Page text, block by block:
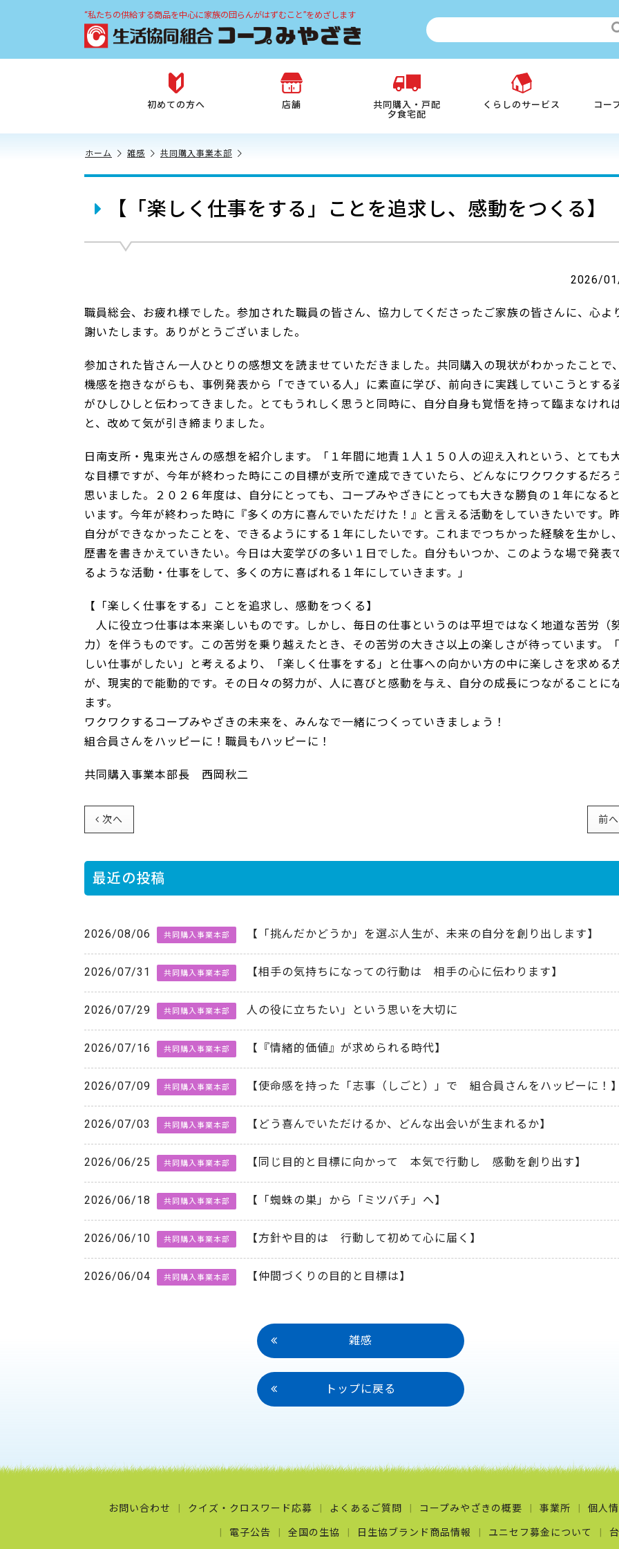
“私たちの供給する商品を中心に家族の団らんがはずむこと”をめざします
初めての方へ 店舗
共同購入・戸配
夕食宅配
くらしのサービス コー
ホーム 雑感 共同購入事業本部
【「楽しく仕事をする」ことを追求し、感動をつくる】
2026/
職員総会、お疲れ様でした。参加された職員の皆さん、協力してくださったご家族の皆さんに、心よ
謝いたします。ありがとうございました。
参加された皆さん一人ひとりの感想文を読ませていただきました。共同購入の現状がわかったことで
機感を抱きながらも、事例発表から「できている人」に素直に学び、前向きに実践していこうとする
がひしひしと伝わってきました。とてもうれしく思うと同時に、自分自身も覚悟を持って臨まなけれ
と、改めて気が引き締まりました。
日南支所・鬼束光さんの感想を紹介します。「１年間に地責１人１５０人の迎え入れという、とても
な目標ですが、今年が終わった時にこの目標が支所で達成できていたら、どんなにワクワクするだろ
思いました。２０２６年度は、自分にとっても、コープみやざきにとっても大きな勝負の１年になる
います。今年が終わった時に『多くの方に喜んでいただけた！』と言える活動をしていきたいです。
自分ができなかったことを、できるようにする１年にしたいです。これまでつちかった経験を生かし
歴書を書きかえていきたい。今日は大変学びの多い１日でした。自分もいつか、このような場で発表
るような活動・仕事をして、多くの方に喜ばれる１年にしていきます。」
【「楽しく仕事をする」ことを追求し、感動をつくる】
人に役立つ仕事は本来楽しいものです。しかし、毎日の仕事というのは平坦ではなく地道な苦労（
力）を伴うものです。この苦労を乗り越えたとき、その苦労の大きさ以上の楽しさが待っています。
しい仕事がしたい」と考えるより、「楽しく仕事をする」と仕事への向かい方の中に楽しさを求める
が、現実的で能動的です。その日々の努力が、人に喜びと感動を与え、自分の成長につながることに
ます。
ワクワクするコープみやざきの未来を、みんなで一緒につくっていきましょう！
組合員さんをハッピーに！職員もハッピーに！
共同購入事業本部長 西岡秋二
次へ 前へ
最近の投稿
2026/08/06 共同購入事業本部 【「挑んだかどうか」を選ぶ人生が、未来の自分を創り出します】
2026/07/31 共同購入事業本部 【相手の気持ちになっての行動は 相手の心に伝わります】
2026/07/29 共同購入事業本部 人の役に立ちたい」という思いを大切に
2026/07/16 共同購入事業本部 【『情緒的価値』が求められる時代】
2026/07/09 共同購入事業本部 【使命感を持った「志事（しごと）」で 組合員さんをハッピーに！
2026/07/03 共同購入事業本部 【どう喜んでいただけるか、どんな出会いが生まれるか】
2026/06/25 共同購入事業本部 【同じ目的と目標に向かって 本気で行動し 感動を創り出す】
2026/06/18 共同購入事業本部 【「蜘蛛の巣」から「ミツバチ」へ】
2026/06/10 共同購入事業本部 【方針や目的は 行動して初めて心に届く】
2026/06/04 共同購入事業本部 【仲間づくりの目的と目標は】
雑感
トップに戻る
お問い合わせ クイズ・クロスワード応募 よくあるご質問 コープみやざきの概要 事業所 個人
電子公告 全国の生協 日生協ブランド商品情報 ユニセフ募金について